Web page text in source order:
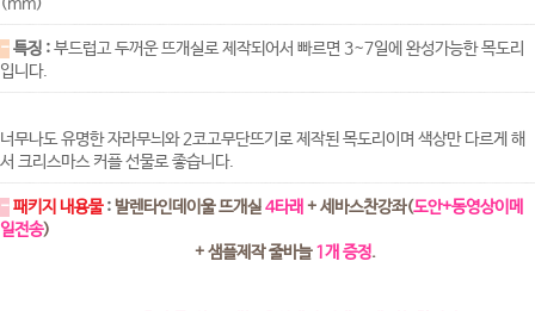
-특징 :부드럽고 두꺼운 뜨개실로 제작되어서 빠르면 3~7일에 완성가능한 목도리
입니다.
너무나도 유명한 자라무늬와 2코고무단뜨기로 제작된 목도리이며 색상만 다르게 해
서 크리스마스 커플 선물로 좋습니다.
-패키지 내용물:발렌타인데이울 뜨개실4타래 + 세바스찬강좌(도안+동영상이메
일전송)
+ 샘플제작 줄바늘1개 증정.